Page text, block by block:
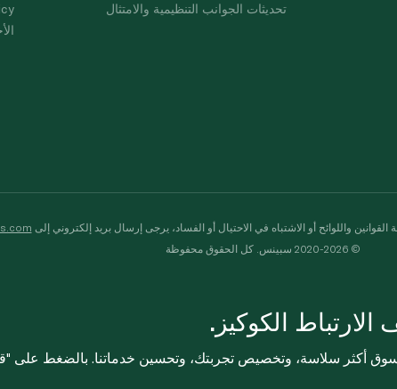
تحديثات الجوانب التنظيمية والامتثال
واللوائح أو الاشتباه في الاحتيال أو الفساد، يرجى إرسال بريد إلكتروني إلى
© 2020-2026 سبينس. كل الحقوق محفوظة
الكوكيز.
أكثر سلاسة، وتخصيص تجربتك، وتحسين خدماتنا. بالضغط على